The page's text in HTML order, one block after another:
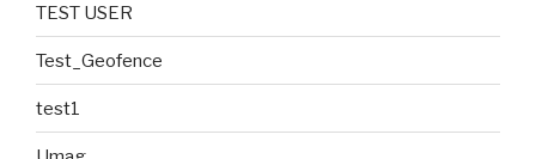
TEST USER
Test_Geofence
test1